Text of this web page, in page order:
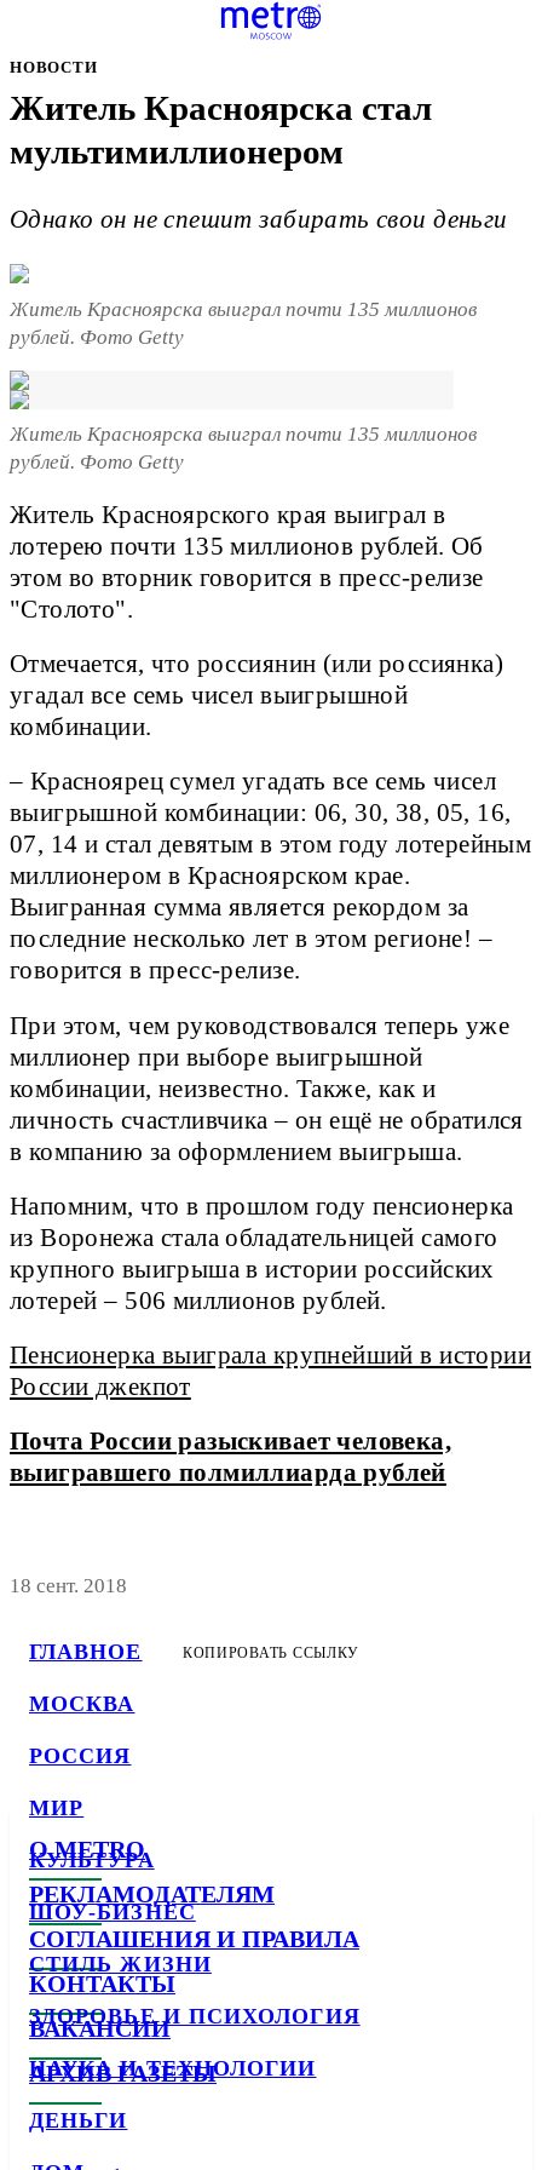
ГЛАВНОЕ
МОСКВА
РОССИЯ
МИР
КУЛЬТУРА
ШОУ-БИЗНЕС
СТИЛЬ ЖИЗНИ
ЗДОРОВЬЕ И ПСИХОЛОГИЯ
НАУКА И ТЕХНОЛОГИИ
ДЕНЬГИ
НОВОСТИ
Житель Красноярска стал
мультимиллионером
Однако он не спешит забирать свои деньги
Житель Красноярска выиграл почти 135 миллионов
рублей. Фото Getty
Житель Красноярска выиграл почти 135 миллионов
рублей. Фото Getty
Житель Красноярского края выиграл в
лотерею почти 135 миллионов рублей. Об
этом во вторник говорится в пресс-релизе
"Столото".
Отмечается, что россиянин (или россиянка)
угадал все семь чисел выигрышной
комбинации.
– Красноярец сумел угадать все семь чисел
выигрышной комбинации: 06, 30, 38, 05, 16,
07, 14 и стал девятым в этом году лотерейным
миллионером в Красноярском крае.
Выигранная сумма является рекордом за
последние несколько лет в этом регионе! –
говорится в пресс-релизе.
При этом, чем руководствовался теперь уже
миллионер при выборе выигрышной
комбинации, неизвестно. Также, как и
личность счастливчика – он ещё не обратился
в компанию за оформлением выигрыша.
Напомним, что в прошлом году пенсионерка
из Воронежа стала обладательницей самого
крупного выигрыша в истории российских
лотерей – 506 миллионов рублей.
Пенсионерка выиграла крупнейший в истории
России джекпот
Почта России разыскивает человека,
выигравшего полмиллиарда рублей
18 сент. 2018
КОПИРОВАТЬ ССЫЛКУ
О METRO
РЕКЛАМОДАТЕЛЯМ
СОГЛАШЕНИЯ И ПРАВИЛА
КОНТАКТЫ
ВАКАНСИИ
АРХИВ ГАЗЕТЫ